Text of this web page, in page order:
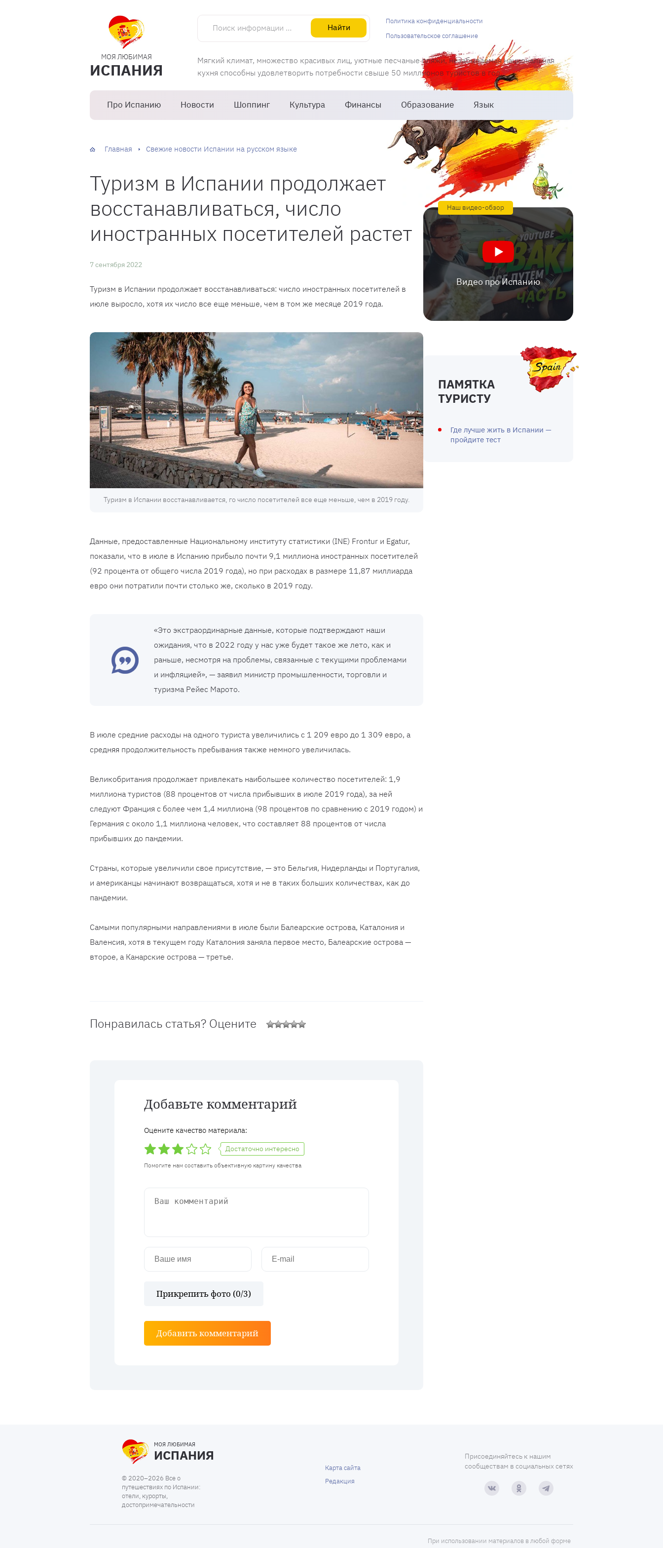
МОЯ ЛЮБИМАЯ
ИСПАНИЯ
Поиск информации об Испании
Найти
Мягкий климат, множество красивых лиц, уютные песчаные пляжи, незабываемая национальная
кухня способны удовлетворить потребности свыше 50 миллионов туристов в год.
Про Испанию Новости Шоппинг Культура Финансы Образование Язык
Политика конфиденциальности
Пользовательское соглашение
Главная Свежие новости Испании на русском языке
Туризм в Испании продолжает
восстанавливаться, число
иностранных посетителей растет
7 сентября 2022
Туризм в Испании продолжает восстанавливаться: число иностранных посетителей в
июле выросло, хотя их число все еще меньше, чем в том же месяце 2019 года.
Туризм в Испании восстанавливается, го число посетителей все еще меньше, чем в 2019 году.
Данные, предоставленные Национальному институту статистики (INE) Frontur и Egatur,
показали, что в июле в Испанию прибыло почти 9,1 миллиона иностранных посетителей
(92 процента от общего числа 2019 года), но при расходах в размере 11,87 миллиарда
евро они потратили почти столько же, сколько в 2019 году.
«Это экстраординарные данные, которые подтверждают наши
ожидания, что в 2022 году у нас уже будет такое же лето, как и
раньше, несмотря на проблемы, связанные с текущими проблемами
и инфляцией», — заявил министр промышленности, торговли и
туризма Рейес Марото.
В июле средние расходы на одного туриста увеличились с 1 209 евро до 1 309 евро, а
средняя продолжительность пребывания также немного увеличилась.
Великобритания продолжает привлекать наибольшее количество посетителей: 1,9
миллиона туристов (88 процентов от числа прибывших в июле 2019 года), за ней
следуют Франция с более чем 1,4 миллиона (98 процентов по сравнению с 2019 годом) и
Германия с около 1,1 миллиона человек, что составляет 88 процентов от числа
прибывших до пандемии.
Страны, которые увеличили свое присутствие, — это Бельгия, Нидерланды и Португалия,
и американцы начинают возвращаться, хотя и не в таких больших количествах, как до
пандемии.
Самыми популярными направлениями в июле были Балеарские острова, Каталония и
Валенсия, хотя в текущем году Каталония заняла первое место, Балеарские острова —
второе, а Канарские острова — третье.
Понравилась статья? Оцените
Добавьте комментарий
Оцените качество материала:
Достаточно интересно
Помогите нам составить объективную картину качества
Прикрепить фото (0/3)
Добавить комментарий
Наш видео-обзор
Видео про Испанию
ПАМЯТКА
ТУРИСТУ
Где лучше жить в Испании —
пройдите тест
МОЯ ЛЮБИМАЯ
ИСПАНИЯ
© 2020–2026 Все о
путешествиях по Испании:
отели, курорты,
достопримечательности
Карта сайта
Редакция
Присоединяйтесь к нашим
сообществам в социальных сетях
При использовании материалов в любой форме